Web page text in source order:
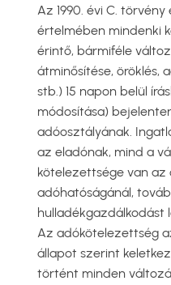
Az 1990. évi C.
értelmében mindenki
érintő, bármiféle
átminősítése, öröklés,
stb.) 15 napon belül
módosítása)
adóosztályának.
az eladónak, mind a
kötelezettsége van az
adóhatóságánál,
hulladékgazdálkodást
Az adókötelezettség
állapot szerint
történt minden